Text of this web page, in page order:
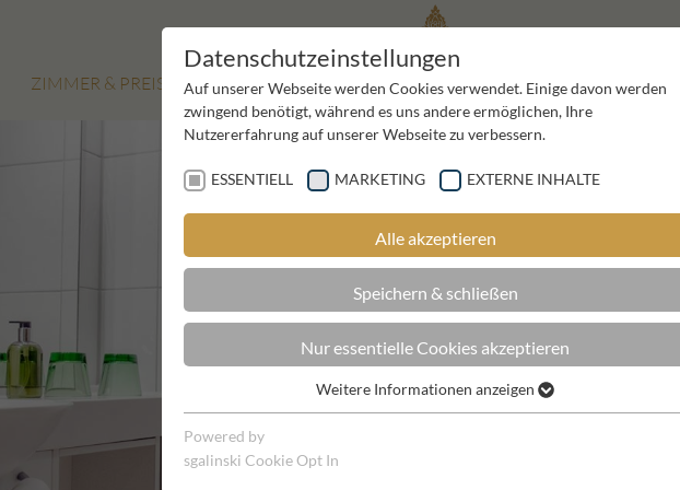
ZIMMER & PREISE WELLNESS WINTER
Datenschutzeinstellungen
Auf unserer Webseite werden Cookies verwendet. Einige davon werden
zwingend benötigt, während es uns andere ermöglichen, Ihre
Nutzererfahrung auf unserer Webseite zu verbessern.
ESSENTIELL MARKETING EXTERNE INHALTE
Alle akzeptieren
Speichern & schließen
Nur essentielle Cookies akzeptieren
Essentielle Cookies werden für grundlegende Funktionen der Webseite
benötigt. Dadurch ist gewährleistet, dass die Webseite einwandfrei
Weitere Informationen anzeigen
Powered by
sgalinski Cookie Opt In